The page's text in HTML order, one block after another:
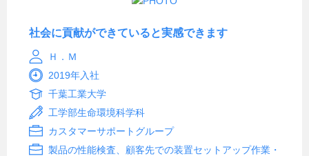
社会に貢献ができていると実感できます
Ｈ．Ｍ
2019年入社
千葉工業大学
工学部生命環境科学科
カスタマーサポートグループ
製品の性能検査、顧客先での装置セットアップ作業・